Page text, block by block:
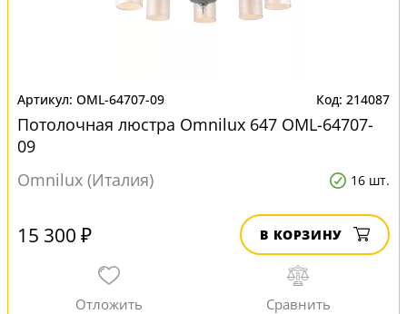
OML-64707-09 214087
Потолочная люстра Omnilux 647 OML-64707-
09
Omnilux (Италия)
16 шт.
15 300 ₽ В КОРЗИНУ